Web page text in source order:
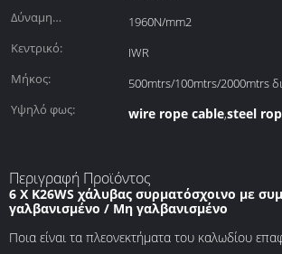
Δύναμη
εφελκυσμού:
1960N/mm2
Κεντρικό:
IWR
Μήκος:
500mtrs/100mtrs/2000mtrs
Υψηλό φως:
wire rope cable,steel
Περιγραφή Προϊόντος
6 X K26WS χάλυβας συρματόσχοινο με
γαλβανισμένο / Μη γαλβανισμένο
Ποια είναι τα πλεονεκτήματα του καλωδίου